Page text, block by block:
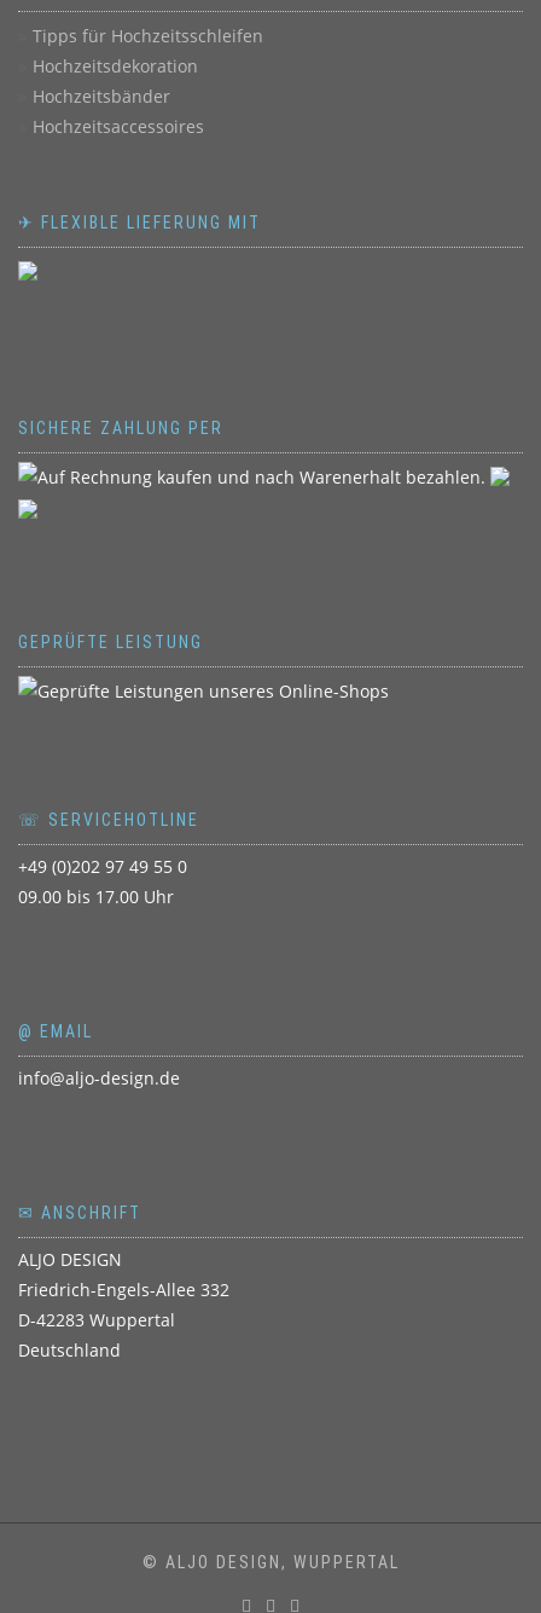
Tipps für Hochzeitsschleifen
Hochzeitsdekoration
Hochzeitsbänder
Hochzeitsaccessoires
✈ FLEXIBLE LIEFERUNG MIT
SICHERE ZAHLUNG PER
GEPRÜFTE LEISTUNG
☏ SERVICEHOTLINE
+49 (0)202 97 49 55 0
09.00 bis 17.00 Uhr
@ EMAIL
info@aljo-design.de
✉ ANSCHRIFT
ALJO DESIGN
Friedrich-Engels-Allee 332
D-42283 Wuppertal
Deutschland
© ALJO DESIGN, WUPPERTAL